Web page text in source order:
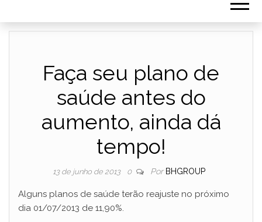
Faça seu plano de
saúde antes do
aumento, ainda dá
tempo!
13 de junho de 2013 0 Por BHGROUP
Alguns planos de saúde terão reajuste no próximo
dia 01/07/2013 de 11,90%.